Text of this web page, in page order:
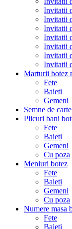
Invitatii
Invitatii
Invitatii
Invitatii
Invitatii
Invitatii
Invitatii
Marturii botez
Fete
Baieti
Gemeni
Semne de
Plicuri bani
Fete
Baieti
Gemeni
Cu poza
Meniuri botez
Fete
Baieti
Gemeni
Cu poza
Numere masa
Fete
Baieti